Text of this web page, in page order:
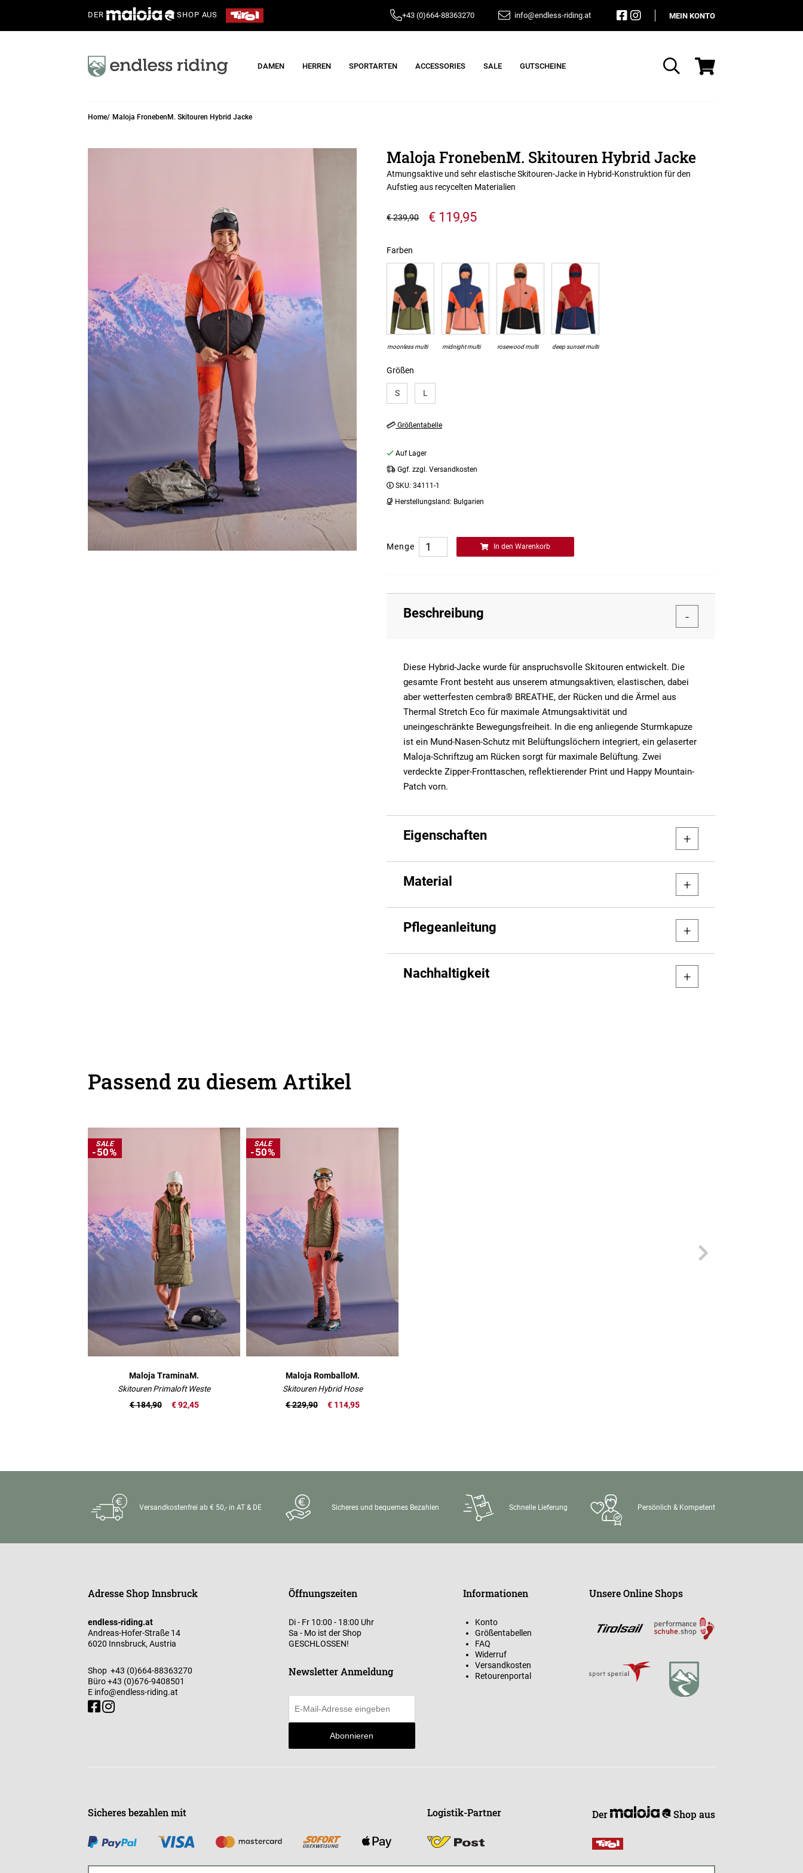
DER SHOP AUS +43 (0)664-88363270 info@endless-riding.at MEIN KONTO
DAMEN HERREN SPORTARTEN ACCESSORIES SALE GUTSCHEINE
Suche
Home Maloja FronebenM. Skitouren Hybrid Jacke
Maloja FronebenM. Skitouren Hybrid Jacke
Atmungsaktive und sehr elastische Skitouren-Jacke in Hybrid-Konstruktion für den
Aufstieg aus recycelten Materialien
€ 119,95
€ 239,90
Größen
S L
Farben
moonless multi midnight multi rosewood multi deep sunset multi
Größentabelle
Auf Lager
Ggf. zzgl. Versandkosten
SKU: 34111-1
Herstellungsland: Bulgarien
Menge In den Warenkorb
Beschreibung
Diese Hybrid-Jacke wurde für anspruchsvolle Skitouren entwickelt. Die
gesamte Front besteht aus unserem atmungsaktiven, elastischen, dabei
aber wetterfesten cembra® BREATHE, der Rücken und die Ärmel aus
Thermal Stretch Eco für maximale Atmungsaktivität und
uneingeschränkte Bewegungsfreiheit. In die eng anliegende Sturmkapuze
ist ein Mund-Nasen-Schutz mit Belüftungslöchern integriert, ein gelaserter
Maloja-Schriftzug am Rücken sorgt für maximale Belüftung. Zwei
verdeckte Zipper-Fronttaschen, reflektierender Print und Happy Mountain-
Patch vorn.
Eigenschaften
Material
Pflegeanleitung
Nachhaltigkeit
Passend zu diesem Artikel
SALE
-50%
Maloja TraminaM.
Skitouren Primaloft Weste
€ 92,45
€ 184,90
SALE
-50%
Maloja RomballoM.
Skitouren Hybrid Hose
€ 114,95
€ 229,90
Versandkostenfrei ab € 50,- in AT & DE Sicheres und bequemes Bezahlen Schnelle Lieferung Persönlich & Kompetent
Adresse Shop Innsbruck
endless-riding.at
Andreas-Hofer-Straße 14
6020 Innsbruck, Austria
Shop +43 (0)664-88363270
Büro+43 (0)676-9408501
E info@endless-riding.at
Öffnungszeiten
Di - Fr 10:00 - 18:00 Uhr
Sa - Mo ist der Shop
GESCHLOSSEN!
Newsletter Anmeldung
Abonnieren
Informationen
Konto
Größentabellen
FAQ
Widerruf
Versandkosten
Retourenportal
Unsere Online Shops
Sicheres bezahlen mit Logistik-Partner Der Shop aus